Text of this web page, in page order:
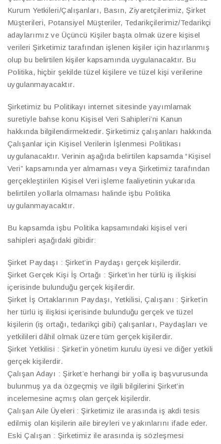
Kurum Yetkileri/Çalışanları, Basın, Ziyaretçilerimiz, Şirket
Müşterileri, Potansiyel Müşteriler, Tedarikçilerimiz/Tedarikçi
adaylarımız ve Üçüncü Kişiler başta olmak üzere kişisel
verileri Şirketimiz tarafından işlenen kişiler için hazırlanmış
olup bu belirtilen kişiler kapsamında uygulanacaktır. Bu
Politika, hiçbir şekilde tüzel kişilere ve tüzel kişi verilerine
uygulanmayacaktır.
Şirketimiz bu Politikayı internet sitesinde yayımlamak
suretiyle bahse konu Kişisel Veri Sahipleri’ni Kanun
hakkında bilgilendirmektedir. Şirketimiz çalışanları hakkında
Çalışanlar için Kişisel Verilerin İşlenmesi Politikası
uygulanacaktır. Verinin aşağıda belirtilen kapsamda “Kişisel
Veri” kapsamında yer almaması veya Şirketimiz tarafından
gerçekleştirilen Kişisel Veri işleme faaliyetinin yukarıda
belirtilen yollarla olmaması halinde işbu Politika
uygulanmayacaktır.
Bu kapsamda işbu Politika kapsamındaki kişisel veri
sahipleri aşağıdaki gibidir:
Şirket Paydaşı : Şirket’in Paydaşı gerçek kişilerdir.
Şirket Gerçek Kişi İş Ortağı : Şirket’in her türlü iş ilişkisi
içerisinde bulunduğu gerçek kişilerdir.
Şirket İş Ortaklarının Paydaşı, Yetkilisi, Çalışanı : Şirket’in
her türlü iş ilişkisi içerisinde bulunduğu gerçek ve tüzel
kişilerin (iş ortağı, tedarikçi gibi) çalışanları, Paydaşları ve
yetkilileri dâhil olmak üzere tüm gerçek kişilerdir.
Şirket Yetkilisi : Şirket’in yönetim kurulu üyesi ve diğer yetkili
gerçek kişilerdir.
Çalışan Adayı : Şirket’e herhangi bir yolla iş başvurusunda
bulunmuş ya da özgeçmiş ve ilgili bilgilerini Şirket’in
incelemesine açmış olan gerçek kişilerdir.
Çalışan Aile Üyeleri : Şirketimiz ile arasında iş akdi tesis
edilmiş olan kişilerin aile bireyleri ve yakınlarını ifade eder.
Eski Çalışan : Şirketimiz ile arasında iş sözleşmesi